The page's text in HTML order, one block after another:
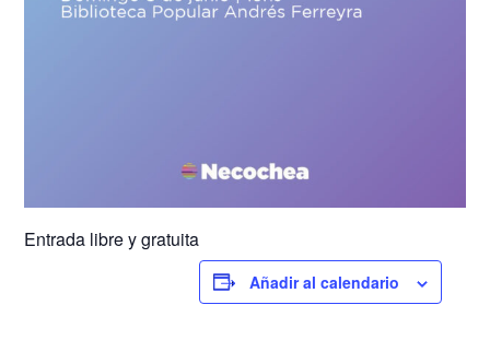
Entrada libre y gratuita
Añadir al calendario